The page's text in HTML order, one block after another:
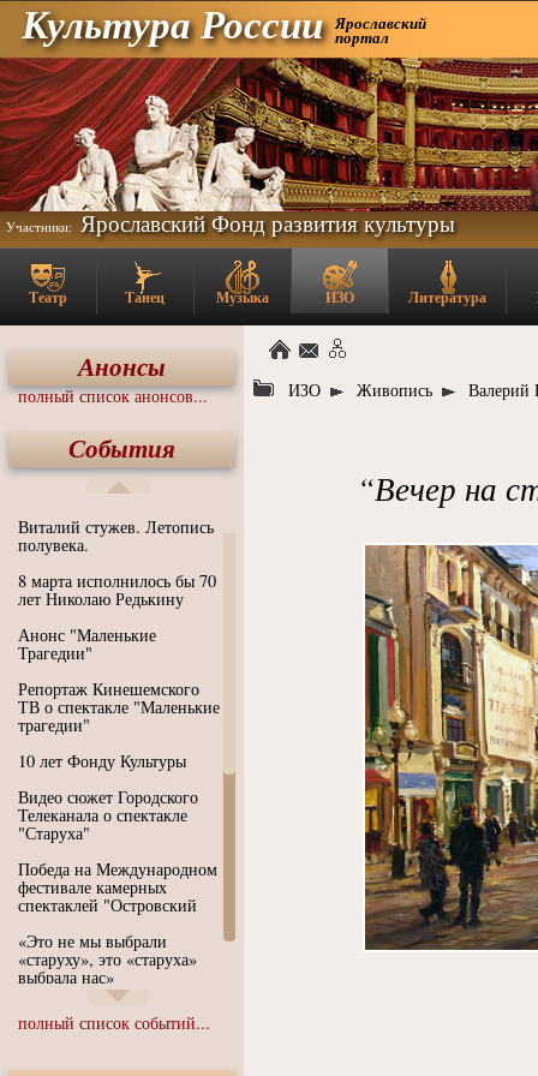
Культура России Ярославский
портал
Участники: Ярославский Фонд развития культуры
Театр Танец Музыка ИЗО Литература
Анонсы
полный список анонсов...
События
Виталий стужев. Летопись
полувека.
8 марта исполнилось бы 70
лет Николаю Редькину
Анонс "Маленькие
Трагедии"
Репортаж Кинешемского
ТВ о спектакле "Маленькие
трагедии"
10 лет Фонду Культуры
Видео сюжет Городского
Телеканала о спектакле
"Старуха"
Победа на Международном
фестивале камерных
спектаклей "Островский
«Это не мы выбрали
«старуху», это «старуха»
выбрала нас»
Иммерсивный спектакль
"Язык чистого полета
полный список событий...
ИЗО Живопись Валерий
“Вечер на